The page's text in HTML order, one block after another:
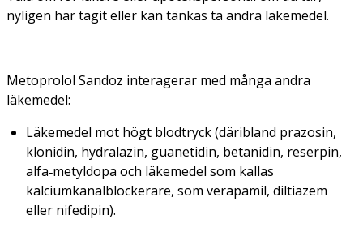
nyligen har tagit eller kan tänkas ta andra läkemedel.
Metoprolol Sandoz interagerar med många andra
läkemedel:
Läkemedel mot högt blodtryck (däribland prazosin,
klonidin, hydralazin, guanetidin, betanidin, reserpin,
alfa‑metyldopa och läkemedel som kallas
kalciumkanalblockerare, som verapamil, diltiazem
eller nifedipin).